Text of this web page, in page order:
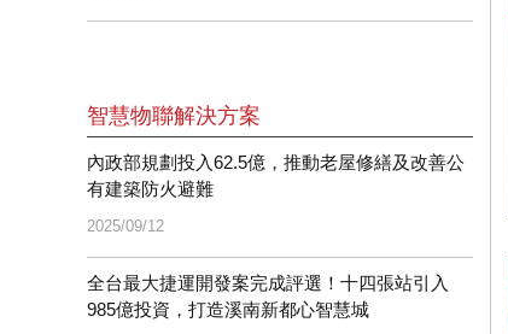
智慧物聯解決方案
內政部規劃投入62.5億，推動老屋修繕及改善公
有建築防火避難
2025/09/12
全台最大捷運開發案完成評選！十四張站引入
985億投資，打造溪南新都心智慧城